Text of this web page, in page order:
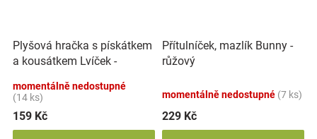
Plyšová hračka s pískátkem
a kousátkem Lvíček -
momentálně nedostupné
(14 ks)
159 Kč
Přítulníček, mazlík Bunny -
růžový
momentálně nedostupné (7 ks)
229 Kč